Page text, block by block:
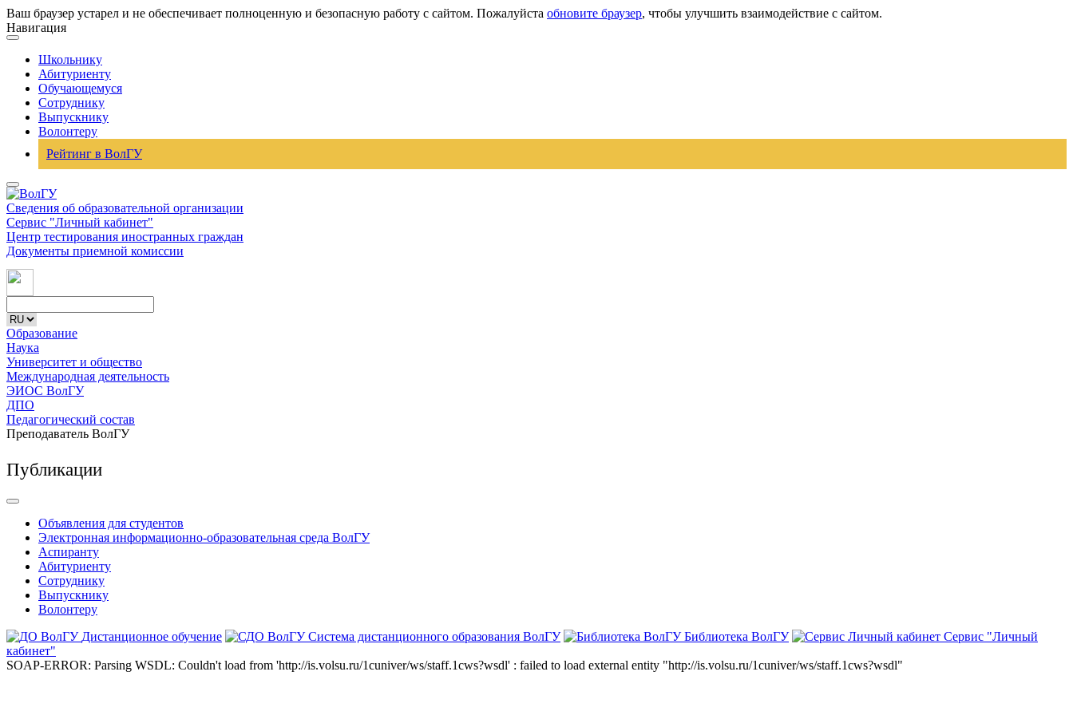
Ваш браузер устарел и не обеспечивает полноценную и безопасную работу с сайтом. Пожалуйста обновите браузер, чтобы улучшить взаимодействие с сайтом.
Навигация
Школьнику
Абитуриенту
Обучающемуся
Сотруднику
Выпускнику
Волонтеру
Рейтинг в ВолГУ
Сведения об образовательной организации
Сервис "Личный кабинет"
Центр тестирования иностранных граждан
Документы приемной комиссии
Образование
Наука
Университет и общество
Международная деятельность
ЭИОС ВолГУ
ДПО
Педагогический состав
Преподаватель ВолГУ
Публикации
Объявления для студентов
Электронная информационно-образовательная среда ВолГУ
Аспиранту
Абитуриенту
Сотруднику
Выпускнику
Волонтеру
Дистанционное обучение
Система дистанционного образования ВолГУ Библиотека ВолГУ
Сервис "Личный
кабинет"
SOAP-ERROR: Parsing WSDL: Couldn't load from 'http://is.volsu.ru/1cuniver/ws/staff.1cws?wsdl' : failed to load external entity "http://is.volsu.ru/1cuniver/ws/staff.1cws?wsdl"